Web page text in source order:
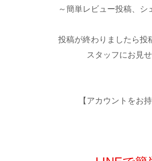
～簡単レビュー投稿、シ
投稿が終わりましたら投
スタッフにお見
【アカウントをお